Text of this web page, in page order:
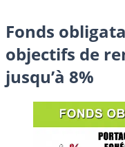
Fonds
objectifs de
jusqu’à 8%